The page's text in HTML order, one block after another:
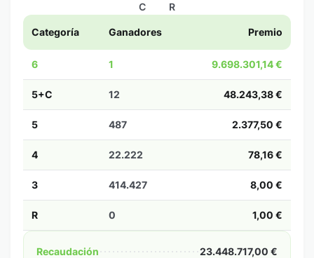
C R
Categoría Ganadores Premio
6 1 9.698.301,14 €
5+C 12 48.243,38 €
5 487 2.377,50 €
4 22.222 78,16 €
3 414.427 8,00 €
R 0 1,00 €
Recaudación
23.448.717,00 €